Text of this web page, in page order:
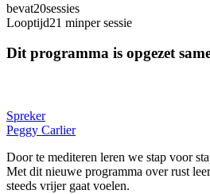
bevat20sessies
Looptijd21 minper sessie
Dit programma is opgezet
Spreker
Peggy Carlier
Door te mediteren leren we stap voor
Met dit nieuwe programma over rust
steeds vrijer gaat voelen.